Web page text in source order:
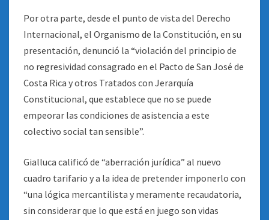
Por otra parte, desde el punto de vista del Derecho
Internacional, el Organismo de la Constitución, en su
presentación, denunció la “violación del principio de
no regresividad consagrado en el Pacto de San José de
Costa Rica y otros Tratados con Jerarquía
Constitucional, que establece que no se puede
empeorar las condiciones de asistencia a este
colectivo social tan sensible”.
Gialluca calificó de “aberración jurídica” al nuevo
cuadro tarifario y a la idea de pretender imponerlo con
“una lógica mercantilista y meramente recaudatoria,
sin considerar que lo que está en juego son vidas